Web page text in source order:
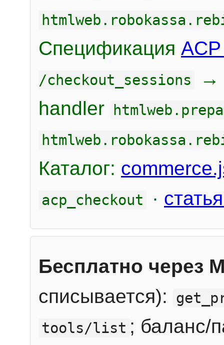
Спецификация
/checkout_sessions
handler
Каталог:
acp_checkout ·
Бесплатно через
списывается):
tools/list ; баланс/